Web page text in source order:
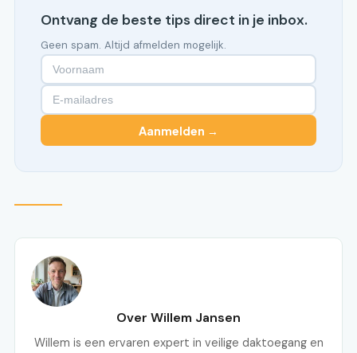
Ontvang de beste tips direct in je inbox.
Geen spam. Altijd afmelden mogelijk.
Aanmelden →
Over Willem Jansen
Willem is een ervaren expert in veilige daktoegang en